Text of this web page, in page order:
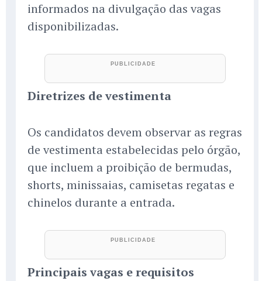
informados na divulgação das vagas
disponibilizadas.
Diretrizes de vestimenta
Os candidatos devem observar as regras
de vestimenta estabelecidas pelo órgão,
que incluem a proibição de bermudas,
shorts, minissaias, camisetas regatas e
chinelos durante a entrada.
Principais vagas e requisitos